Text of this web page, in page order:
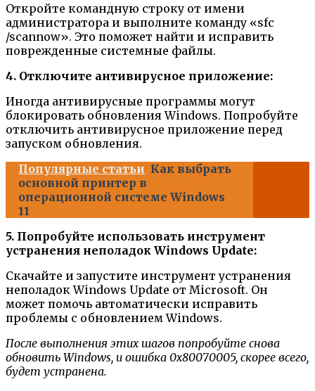
Откройте командную строку от имени
администратора и выполните команду «sfc
/scannow». Это поможет найти и исправить
поврежденные системные файлы.
4. Отключите антивирусное приложение:
Иногда антивирусные программы могут
блокировать обновления Windows. Попробуйте
отключить антивирусное приложение перед
запуском обновления.
Популярные статьи Как выбрать
основной принтер в
операционной системе Windows
11
5. Попробуйте использовать инструмент
устранения неполадок Windows Update:
Скачайте и запустите инструмент устранения
неполадок Windows Update от Microsoft. Он
может помочь автоматически исправить
проблемы с обновлением Windows.
После выполнения этих шагов попробуйте снова
обновить Windows, и ошибка 0x80070005, скорее всего,
будет устранена.